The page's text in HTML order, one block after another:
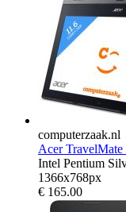
computerzaak.nl
Acer
Intel Pentium
1366x768px
€ 165.00